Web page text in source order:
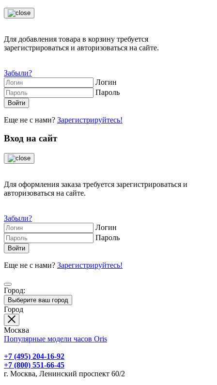
Для добавления товара в корзину требуется
зарегистрироваться и авторизоваться на сайте.
Забыли?
Логин
Пароль
Еще не с нами? Зарегистрируйтесь!
Вход на сайт
Для оформления заказа требуется зарегистрироваться и
авторизоваться на сайте.
Забыли?
Логин
Пароль
Еще не с нами? Зарегистрируйтесь!
Город:
Выберите ваш город
Город
Москва
Популярные модели часов Oris
+7 (495) 204-16-92
+7 (800) 551-66-45
г. Москва, Ленинский проспект 60/2